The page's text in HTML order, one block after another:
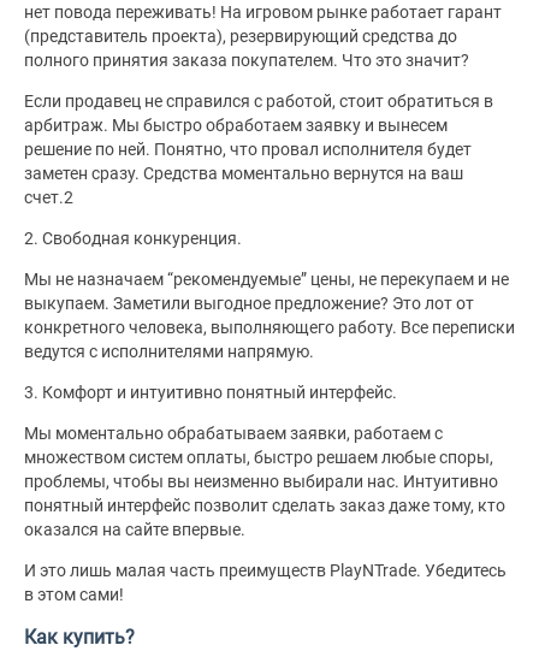
нет повода переживать! На игровом рынке работает гарант
(представитель проекта), резервирующий средства до
полного принятия заказа покупателем. Что это значит?
Если продавец не справился с работой, стоит обратиться в
арбитраж. Мы быстро обработаем заявку и вынесем
решение по ней. Понятно, что провал исполнителя будет
заметен сразу. Средства моментально вернутся на ваш
счет.2
2. Свободная конкуренция.
Мы не назначаем “рекомендуемые” цены, не перекупаем и не
выкупаем. Заметили выгодное предложение? Это лот от
конкретного человека, выполняющего работу. Все переписки
ведутся с исполнителями напрямую.
3. Комфорт и интуитивно понятный интерфейс.
Мы моментально обрабатываем заявки, работаем с
множеством систем оплаты, быстро решаем любые споры,
проблемы, чтобы вы неизменно выбирали нас. Интуитивно
понятный интерфейс позволит сделать заказ даже тому, кто
оказался на сайте впервые.
И это лишь малая часть преимуществ PlayNTrade. Убедитесь
в этом сами!
Как купить?